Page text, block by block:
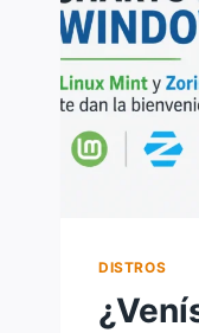
DISTROS